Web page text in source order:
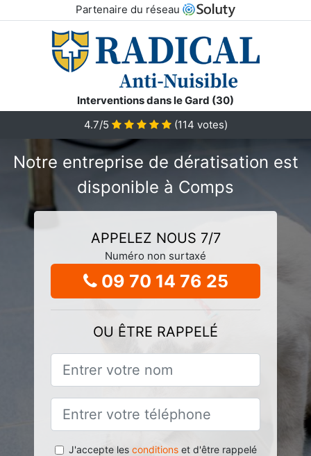
Partenaire du réseau
Interventions dans le Gard (30)
4.7/5
(114 votes)
Notre entreprise de dératisation est
disponible à Comps
APPELEZ NOUS 7/7
Numéro non surtaxé
09 70 14 76 25
OU ÊTRE RAPPELÉ
J'accepte les conditionset d'être rappelé